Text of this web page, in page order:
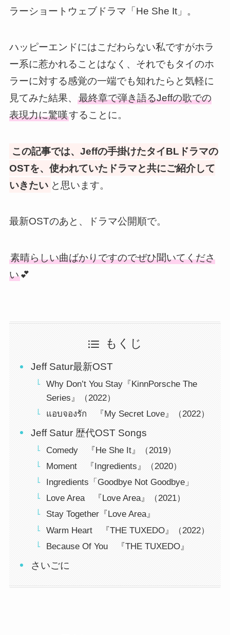
ラーショートウェブドラマ「He She It」。
ハッピーエンドにはこだわらない私ですがホラ
ー系に惹かれることはなく、それでもタイのホ
ラーに対する感覚の一端でも知れたらと気軽に
見てみた結果、 最終章で弾き語るJeffの歌での
表現力に驚嘆することに。
この記事では、Jeffの手掛けたタイBLドラマの
OSTを、使われていたドラマと共にご紹介して
いきたい と思います。
最新OSTのあと、ドラマ公開順で。
素晴らしい曲ばかりですのでぜひ聞いてくださ
い💕
もくじ
Jeff Satur最新OST
Why Don’t You Stay『KinnPorsche The
Series』（2022）
แอบจองรัก 『My Secret Love』（2022）
Jeff Satur 歴代OST Songs
Comedy 『He She It』（2019）
Moment 『Ingredients』（2020）
Ingredients「Goodbye Not Goodbye」
Love Area 『Love Area』（2021）
Stay Together『Love Area』
Warm Heart 『THE TUXEDO』（2022）
Because Of You 『THE TUXEDO』
さいごに